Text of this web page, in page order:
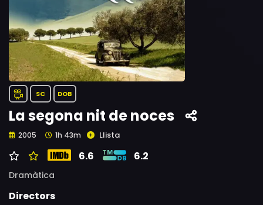
SC DOB
La segona nit de noces
2005 1h 43m Llista
6.6 6.2
Dramàtica
Directors